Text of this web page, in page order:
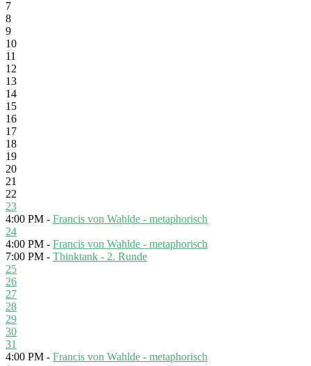
7
8
9
10
11
12
13
14
15
16
17
18
19
20
21
22
23
4:00 PM - Francis von Wahlde - metaphorisch
24
4:00 PM - Francis von Wahlde - metaphorisch
7:00 PM - Thinktank - 2. Runde
25
26
27
28
29
30
31
4:00 PM - Francis von Wahlde - metaphorisch